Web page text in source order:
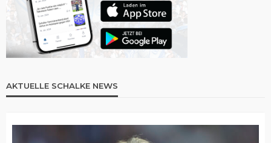
AKTUELLE SCHALKE NEWS